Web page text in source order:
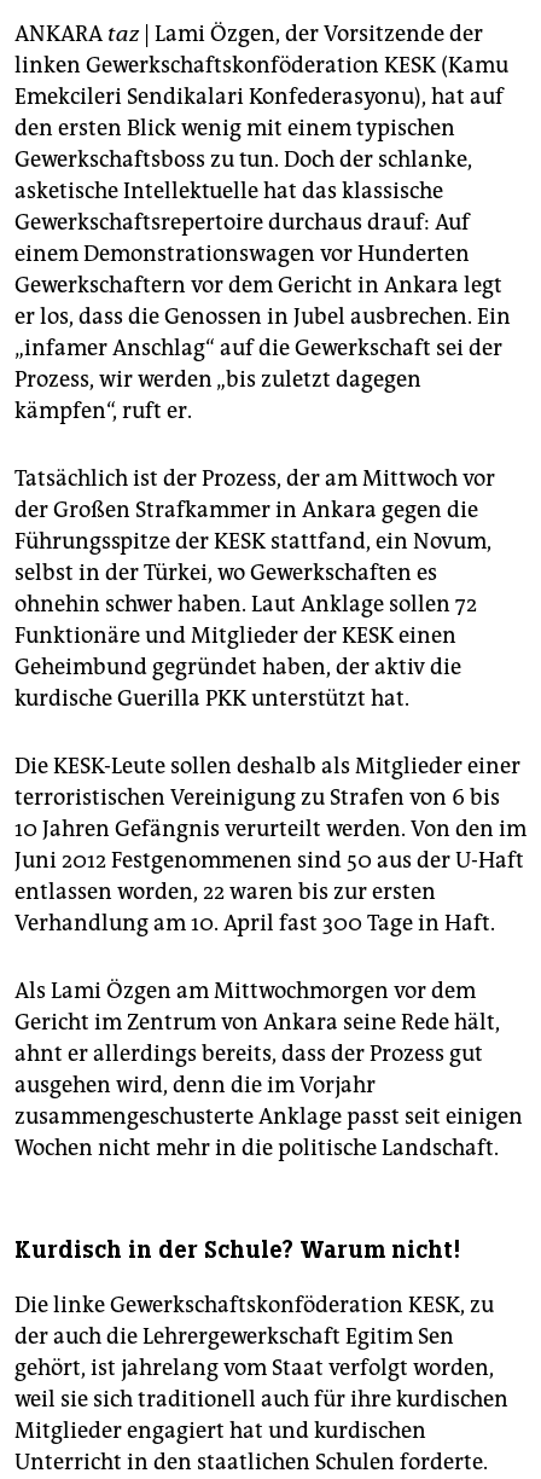
unterstützen
abo
genossenschaft
epaper login
ANKARA taz| Lami Özgen, der Vorsitzende der
linken Gewerkschaftskonföderation KESK (Kamu
Emekcileri Sendikalari Konfederasyonu), hat auf
den ersten Blick wenig mit einem typischen
Gewerkschaftsboss zu tun. Doch der schlanke,
asketische Intellektuelle hat das klassische
Gewerkschaftsrepertoire durchaus drauf: Auf
einem Demonstrationswagen vor Hunderten
Gewerkschaftern vor dem Gericht in Ankara legt
er los, dass die Genossen in Jubel ausbrechen. Ein
„infamer Anschlag“ auf die Gewerkschaft sei der
Prozess, wir werden „bis zuletzt dagegen
kämpfen“, ruft er.
Tatsächlich ist der Prozess, der am Mittwoch vor
der Großen Strafkammer in Ankara gegen die
Führungsspitze der KESK stattfand, ein Novum,
selbst in der Türkei, wo Gewerkschaften es
ohnehin schwer haben. Laut Anklage sollen 72
Funktionäre und Mitglieder der KESK einen
Geheimbund gegründet haben, der aktiv die
kurdische Guerilla PKK unterstützt hat.
Die KESK-Leute sollen deshalb als Mitglieder einer
terroristischen Vereinigung zu Strafen von 6 bis
10 Jahren Gefängnis verurteilt werden. Von den im
Juni 2012 Festgenommenen sind 50 aus der U-Haft
entlassen worden, 22 waren bis zur ersten
Verhandlung am 10. April fast 300 Tage in Haft.
Als Lami Özgen am Mittwochmorgen vor dem
Gericht im Zentrum von Ankara seine Rede hält,
ahnt er allerdings bereits, dass der Prozess gut
ausgehen wird, denn die im Vorjahr
zusammengeschusterte Anklage passt seit einigen
Wochen nicht mehr in die politische Landschaft.
Kurdisch in der Schule? Warum nicht!
Die linke Gewerkschaftskonföderation KESK, zu
der auch die Lehrergewerkschaft Egitim Sen
gehört, ist jahrelang vom Staat verfolgt worden,
weil sie sich traditionell auch für ihre kurdischen
Mitglieder engagiert hat und kurdischen
Unterricht in den staatlichen Schulen forderte.